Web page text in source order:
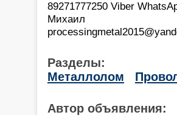
89271777250 Viber
Михаил
Разделы:
Металлолом
Автор объявления: